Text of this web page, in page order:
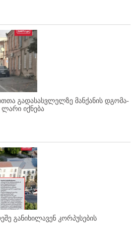
გადასასვლელზე მანქანის დგომა-
ლარი იქნება
განიხილავენ კორპუსების